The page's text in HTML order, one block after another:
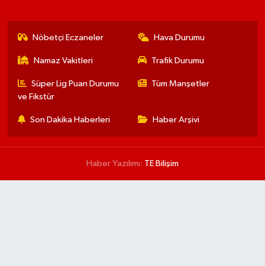
Nöbetçi Eczaneler Hava Durumu
Namaz Vakitleri Trafik Durumu
Süper Lig Puan Durumu
ve Fikstür
Tüm Manşetler
Son Dakika Haberleri Haber Arşivi
Haber Yazılımı: TE Bilişim